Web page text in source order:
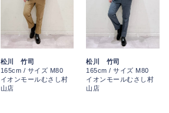
松川 竹司
165cm / サイズ M80
イオンモールむさし村
山店
松川 竹司
165cm / サイズ M80
イオンモールむさし村
山店